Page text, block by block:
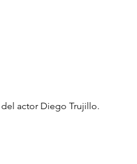
actor Diego Trujillo.